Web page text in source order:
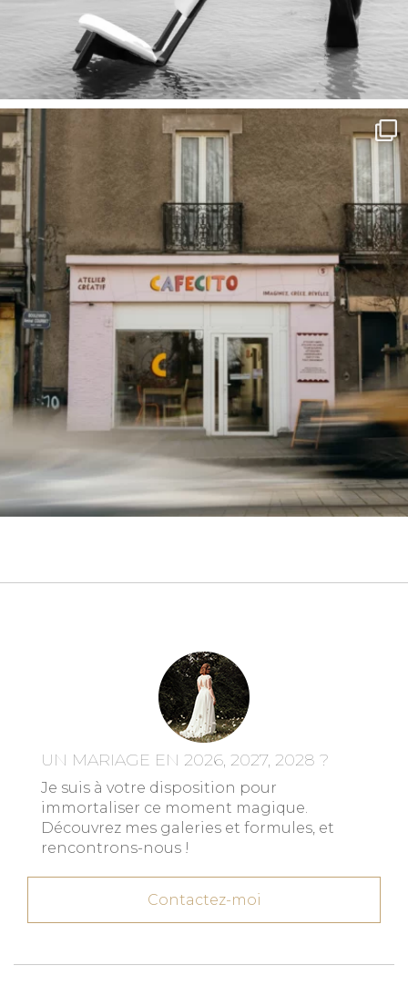
UN MARIAGE EN 2026, 2027, 2028 ?
Je suis à votre disposition pour
immortaliser ce moment magique.
Découvrez mes galeries et formules, et
rencontrons-nous !
Contactez-moi